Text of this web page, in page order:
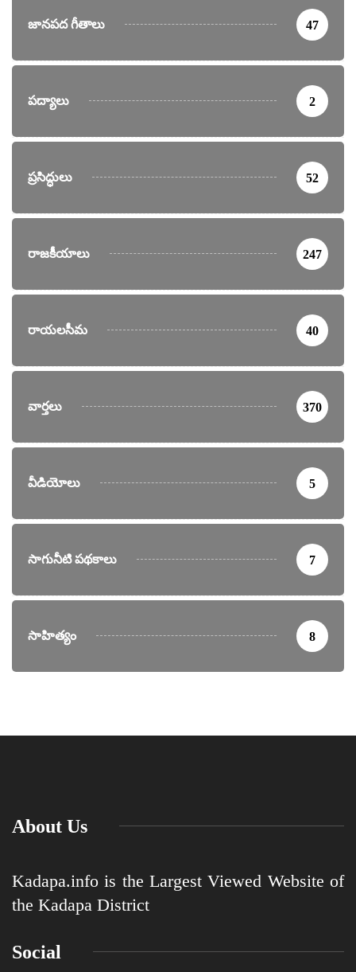
జానపద గీతాలు 47
పద్యాలు 2
ప్రసిద్ధులు 52
రాజకీయాలు 247
రాయలసీమ 40
వార్తలు 370
వీడియోలు 5
సాగునీటి పథకాలు 7
సాహిత్యం 8
About Us
Kadapa.info is the Largest Viewed Website of
the Kadapa District
Social